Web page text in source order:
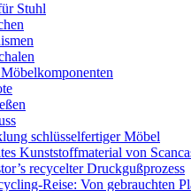
Stuhl
schlüsselfertiger Möbel
Kunststoffmaterial von
recycelter Druckgußprozess
Reise: Von gebrauchten